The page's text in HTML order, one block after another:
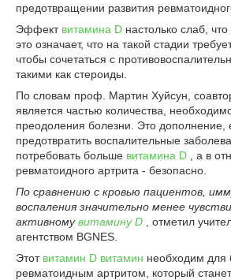
предотвращении развития
Эффект витамина D настолько слаб,
это означает, что на такой стадии
чтобы сочетаться с
такими как стероиды.
По словам проф. Мартин Хуйсун,
является частью количества,
преодоления болезни. Это дополнение,
предотвратить воспалительные
потребовать больше витамина D , а в
ревматоидного артрита - безопасно.
По сравнению с кровью пациентов,
воспаления значительно менее
активномувитамину D , отметил
агентством BGNES.
Этот витамин D витамин необходим для
ревматоидным артритом, который